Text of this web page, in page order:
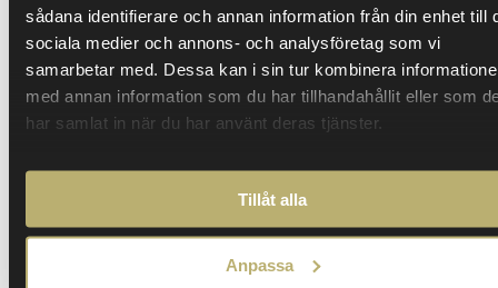
sådana identifierare och annan information från din enhet till
sociala medier och annons- och analysföretag som vi
samarbetar med. Dessa kan i sin tur kombinera
med annan information som du har tillhandahållit eller som
har samlat in när du har använt deras tjänster.
Tillåt alla
Anpassa
Promas slog rekord i nykundstillväxt